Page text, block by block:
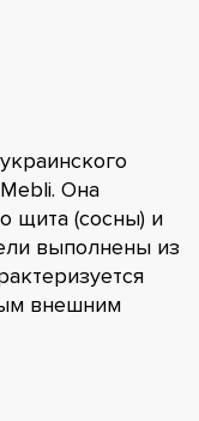
Она
щита (сосны) и
выполнены из
внешним